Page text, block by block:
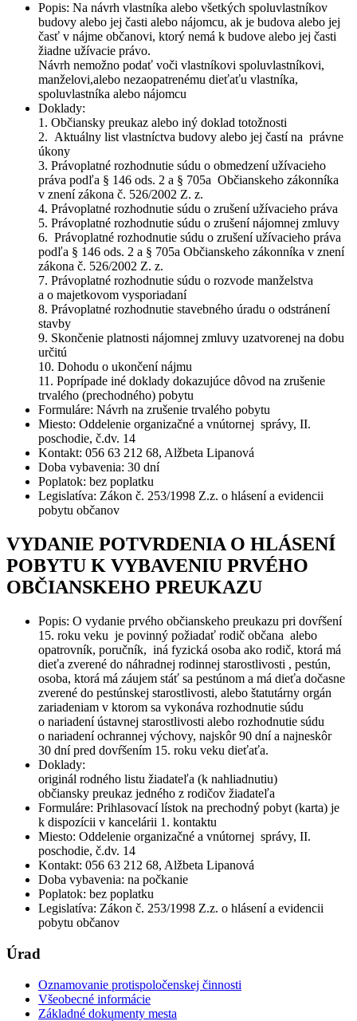
Popis: Na návrh vlastníka alebo všetkých spoluvlastníkov
budovy alebo jej časti alebo nájomcu, ak je budova alebo jej
časť v nájme občanovi, ktorý nemá k budove alebo jej časti
žiadne užívacie právo.
Návrh nemožno podať voči vlastníkovi spoluvlastníkovi,
manželovi,alebo nezaopatrenému dieťaťu vlastníka,
spoluvlastníka alebo nájomcu
Doklady:
1. Občiansky preukaz alebo iný doklad totožnosti
2. Aktuálny list vlastníctva budovy alebo jej častí na právne
úkony
3. Právoplatné rozhodnutie súdu o obmedzení užívacieho
práva podľa § 146 ods. 2 a § 705a Občianskeho zákonníka
v znení zákona č. 526/2002 Z. z.
4. Právoplatné rozhodnutie súdu o zrušení užívacieho práva
5. Právoplatné rozhodnutie súdu o zrušení nájomnej zmluvy
6. Právoplatné rozhodnutie súdu o zrušení užívacieho práva
podľa § 146 ods. 2 a § 705a Občianskeho zákonníka v znení
zákona č. 526/2002 Z. z.
7. Právoplatné rozhodnutie súdu o rozvode manželstva
a o majetkovom vysporiadaní
8. Právoplatné rozhodnutie stavebného úradu o odstránení
stavby
9. Skončenie platnosti nájomnej zmluvy uzatvorenej na dobu
určitú
10. Dohodu o ukončení nájmu
11. Poprípade iné doklady dokazujúce dôvod na zrušenie
trvalého (prechodného) pobytu
Formuláre: Návrh na zrušenie trvalého pobytu
Miesto: Oddelenie organizačné a vnútornej správy, II.
poschodie, č.dv. 14
Kontakt: 056 63 212 68, Alžbeta Lipanová
Doba vybavenia: 30 dní
Poplatok: bez poplatku
Legislatíva: Zákon č. 253/1998 Z.z. o hlásení a evidencii
pobytu občanov
VYDANIE POTVRDENIA O HLÁSENÍ
POBYTU K VYBAVENIU PRVÉHO
OBČIANSKEHO PREUKAZU
Popis: O vydanie prvého občianskeho preukazu pri dovŕšení
15. roku veku je povinný požiadať rodič občana alebo
opatrovník, poručník, iná fyzická osoba ako rodič, ktorá má
dieťa zverené do náhradnej rodinnej starostlivosti , pestún,
osoba, ktorá má záujem stáť sa pestúnom a má dieťa dočasne
zverené do pestúnskej starostlivosti, alebo štatutárny orgán
zariadeniam v ktorom sa vykonáva rozhodnutie súdu
o nariadení ústavnej starostlivosti alebo rozhodnutie súdu
o nariadení ochrannej výchovy, najskôr 90 dní a najneskôr
30 dní pred dovŕšením 15. roku veku dieťaťa.
Doklady:
originál rodného listu žiadateľa (k nahliadnutiu)
občiansky preukaz jedného z rodičov žiadateľa
Formuláre: Prihlasovací lístok na prechodný pobyt (karta) je
k dispozícii v kancelárii 1. kontaktu
Miesto: Oddelenie organizačné a vnútornej správy, II.
poschodie, č.dv. 14
Kontakt: 056 63 212 68, Alžbeta Lipanová
Doba vybavenia: na počkanie
Poplatok: bez poplatku
Legislatíva: Zákon č. 253/1998 Z.z. o hlásení a evidencii
pobytu občanov
Úrad
Oznamovanie protispoločenskej činnosti
Všeobecné informácie
Základné dokumenty mesta